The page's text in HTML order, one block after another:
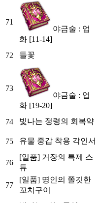
71
야금술 : 업
화 [11-14]
72 들꽃
73
야금술 : 업
화 [19-20]
74 빛나는 정령의 회복약
75
유물 중갑 착용 각인서
76
[일품] 거장의 특제 스
튜
77
[일품] 명인의 쫄깃한
꼬치구이